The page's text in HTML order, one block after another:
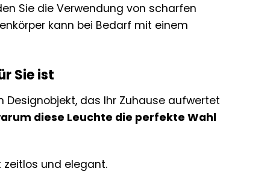
Sie die Verwendung von scharfen
kann bei Bedarf mit einem
Sie ist
Designobjekt, das Ihr Zuhause aufwertet
diese Leuchte die perfekte Wahl
zeitlos und elegant.